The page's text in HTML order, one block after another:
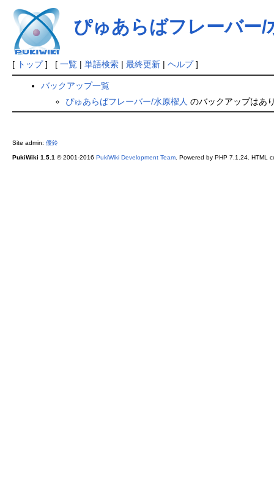
ぴゅあらばフレーバー/
[ トップ] [ 一覧| 単語検索| 最終更新| ヘルプ]
バックアップ一覧
ぴゅあらばフレーバー/水原櫂人 のバックアップはあ
Site admin: 優鈴
PukiWiki 1.5.1 © 2001-2016 PukiWiki Development Team. Powered by PHP 7.1.24. HTML